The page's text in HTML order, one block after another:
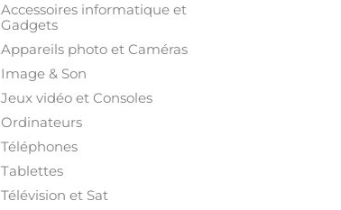
Accessoires informatique et
Gadgets
Appareils photo et Caméras
Image & Son
Jeux vidéo et Consoles
Ordinateurs
Téléphones
Tablettes
Télévision et Sat